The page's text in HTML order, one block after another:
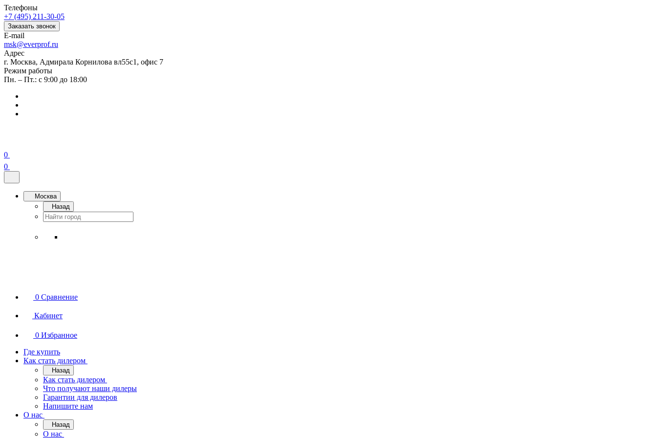
Телефоны
+7 (495) 211-30-05
Заказать звонок
E-mail
msk@everprof.ru
Адрес
г. Москва, Адмирала Корнилова вл55с1, офис 7
Режим работы
Пн. – Пт.: с 9:00 до 18:00
0
0
Москва
Назад
0 Сравнение
Кабинет
0 Избранное
Где купить
Как стать дилером
Назад
Как стать дилером
Что получают наши дилеры
Гарантии для дилеров
Напишите нам
О нас
Назад
О нас